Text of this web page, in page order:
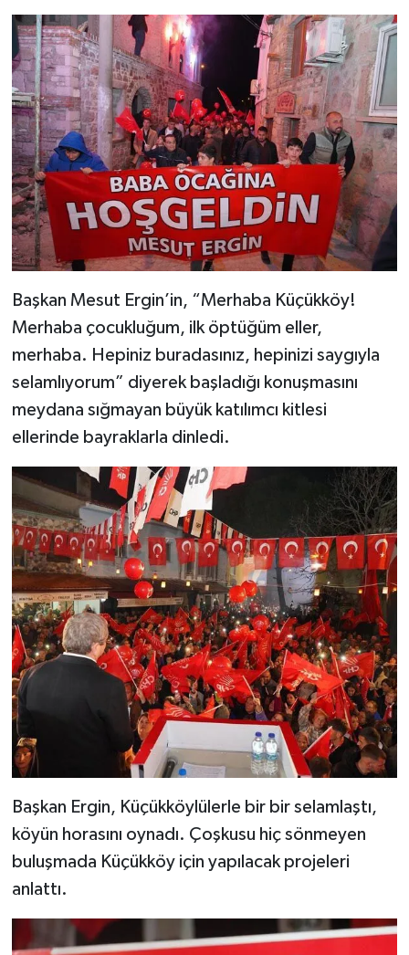
Başkan Mesut Ergin’in, “Merhaba Küçükköy!
Merhaba çocukluğum, ilk öptüğüm eller,
merhaba. Hepiniz buradasınız, hepinizi saygıyla
selamlıyorum” diyerek başladığı konuşmasını
meydana sığmayan büyük katılımcı kitlesi
ellerinde bayraklarla dinledi.
Başkan Ergin, Küçükköylülerle bir bir selamlaştı,
köyün horasını oynadı. Çoşkusu hiç sönmeyen
buluşmada Küçükköy için yapılacak projeleri
anlattı.